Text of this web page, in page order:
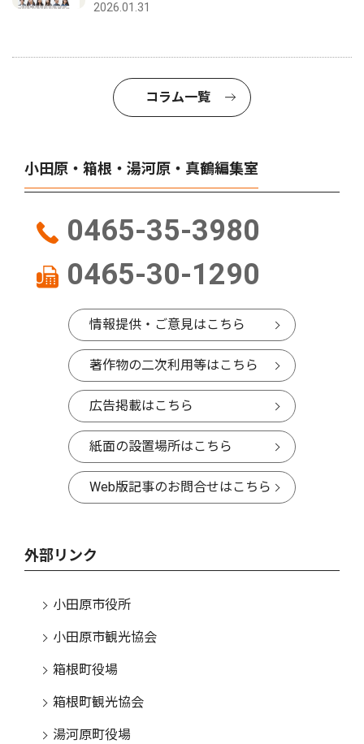
2026.01.31
コラム一覧
小田原・箱根・湯河原・真鶴編集室
0465-35-3980
0465-30-1290
情報提供・ご意見はこちら
著作物の二次利用等はこちら
広告掲載はこちら
紙面の設置場所はこちら
Web版記事のお問合せはこちら
外部リンク
小田原市役所
小田原市観光協会
箱根町役場
箱根町観光協会
湯河原町役場